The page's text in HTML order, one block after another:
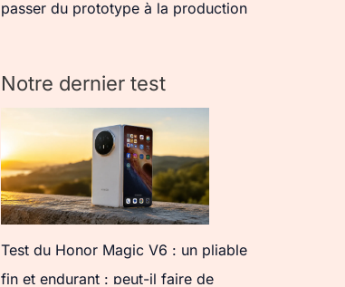
passer du prototype à la production
Notre dernier test
Test du Honor Magic V6 : un pliable
fin et endurant : peut-il faire de